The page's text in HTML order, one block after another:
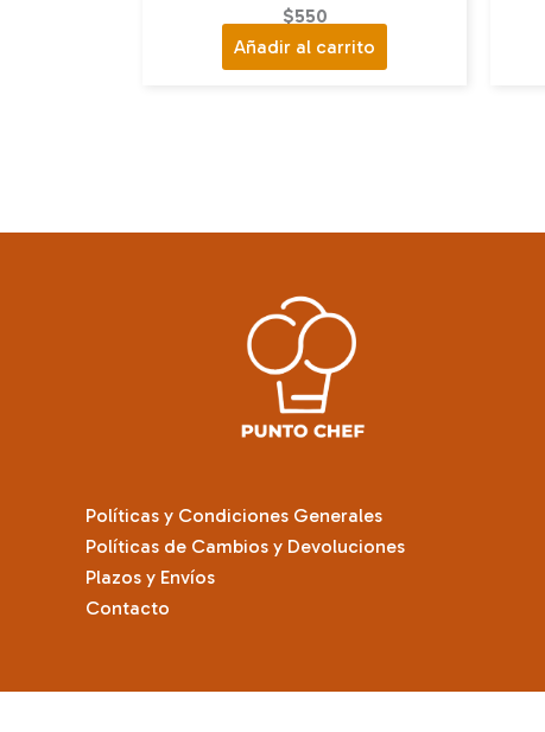
$550
Añadir al carrito
Políticas y Condiciones Generales
Políticas de Cambios y Devoluciones
Plazos y Envíos
Contacto